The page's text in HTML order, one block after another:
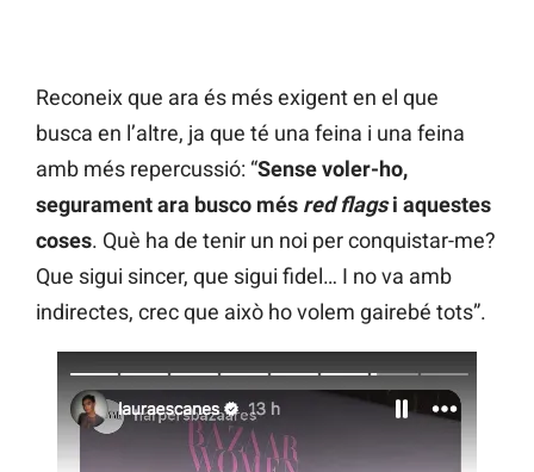
Reconeix que ara és més exigent en el que
busca en l’altre, ja que té una feina i una feina
amb més repercussió: “Sense voler-ho,
segurament ara busco més red flagsi aquestes
coses. Què ha de tenir un noi per conquistar-me?
Que sigui sincer, que sigui fidel… I no va amb
indirectes, crec que això ho volem gairebé tots”.